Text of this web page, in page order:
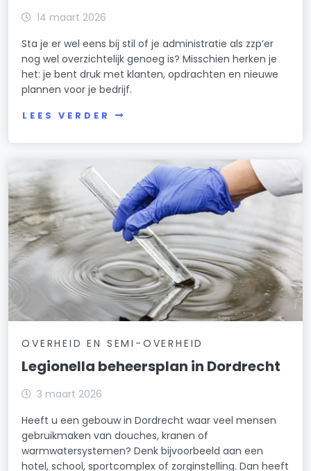
14 maart 2026
Sta je er wel eens bij stil of je administratie als zzp’er
nog wel overzichtelijk genoeg is? Misschien herken je
het: je bent druk met klanten, opdrachten en nieuwe
plannen voor je bedrijf.
LEES VERDER
OVERHEID EN SEMI-OVERHEID
Legionella beheersplan in Dordrecht
3 maart 2026
Heeft u een gebouw in Dordrecht waar veel mensen
gebruikmaken van douches, kranen of
warmwatersystemen? Denk bijvoorbeeld aan een
hotel, school, sportcomplex of zorginstelling. Dan heeft